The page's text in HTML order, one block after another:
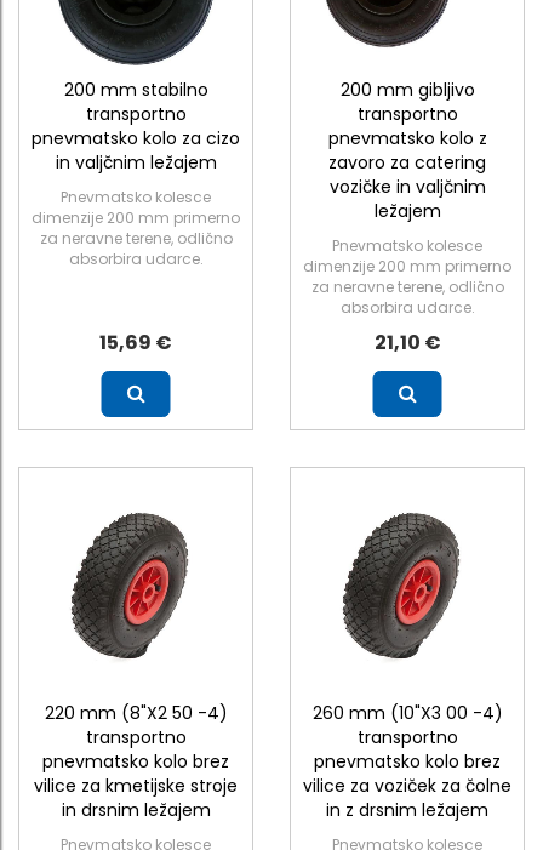
200 mm stabilno
transportno
pnevmatsko kolo za cizo
in valjčnim ležajem
Pnevmatsko kolesce
dimenzije 200 mm primerno
za neravne terene, odlično
absorbira udarce.
15,69 €
200 mm gibljivo
transportno
pnevmatsko kolo z
zavoro za catering
vozičke in valjčnim
ležajem
Pnevmatsko kolesce
dimenzije 200 mm primerno
za neravne terene, odlično
absorbira udarce.
21,10 €
220 mm (8"X2 50 -4)
transportno
pnevmatsko kolo brez
vilice za kmetijske stroje
in drsnim ležajem
Pnevmatsko kolesce
260 mm (10"X3 00 -4)
transportno
pnevmatsko kolo brez
vilice za voziček za čolne
in z drsnim ležajem
Pnevmatsko kolesce